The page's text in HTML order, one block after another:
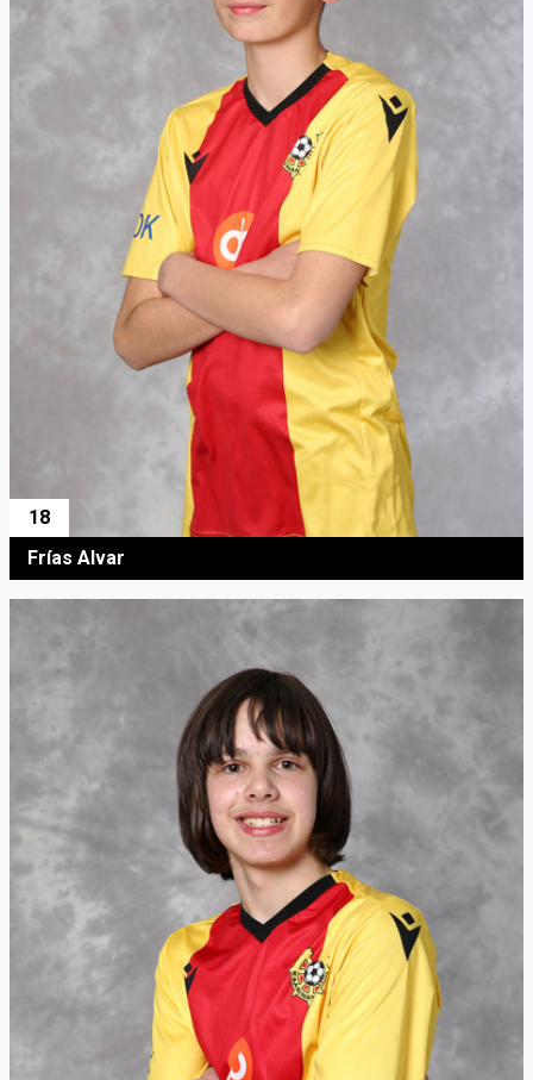
18
Frías Alvar